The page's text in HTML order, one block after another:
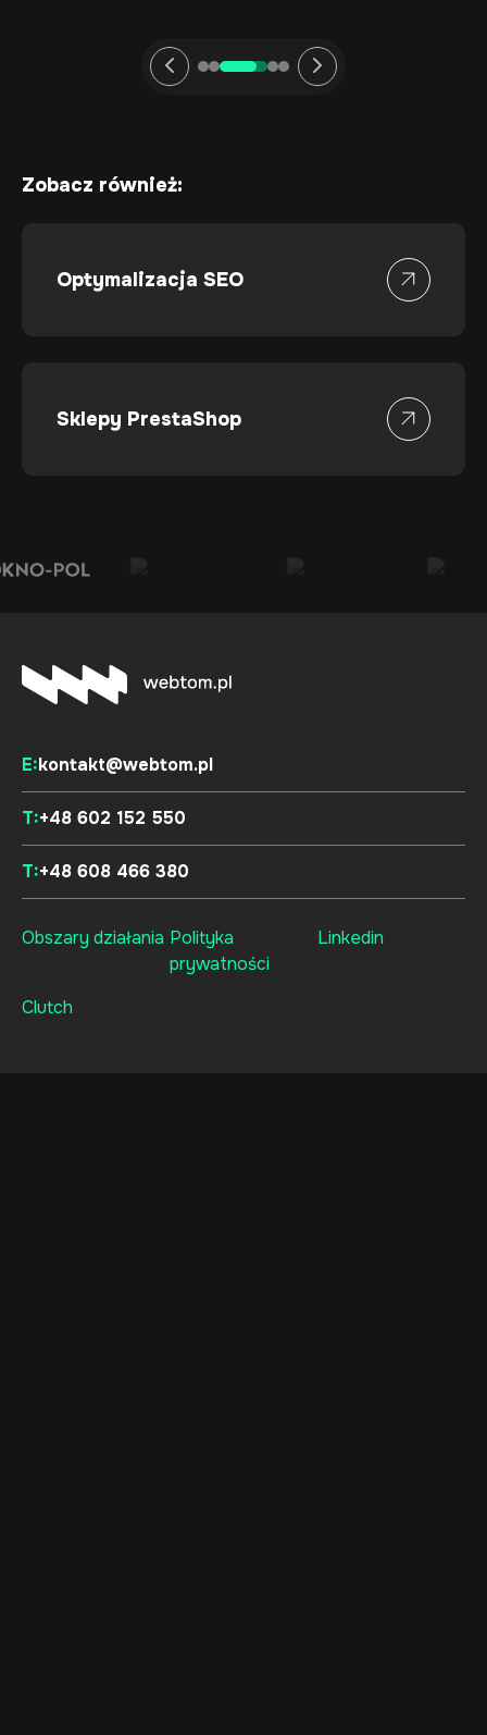
Zobacz również:
Optymalizacja SEO
Sklepy PrestaShop
E:kontakt@webtom.pl
T:+48 602 152 550
T:+48 608 466 380
Obszary działania Polityka
prywatności
Linkedin
Clutch